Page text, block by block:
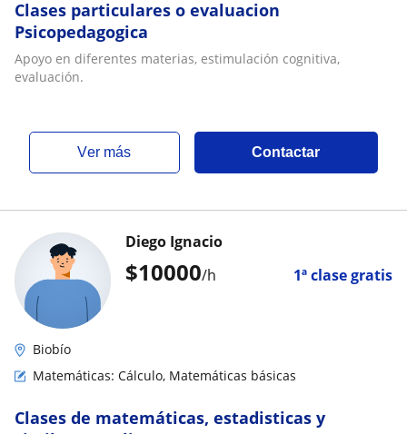
Clases particulares o evaluacion
Psicopedagogica
Apoyo en diferentes materias, estimulación cognitiva,
evaluación.
ver más Contactar
$10000/h 1ª clase gratis
Diego Ignacio
Biobío
Matemáticas: Cálculo, Matemáticas básicas
Clases de matemáticas, estadisticas y